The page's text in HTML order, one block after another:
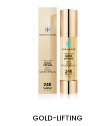
GOLD-LIFTING